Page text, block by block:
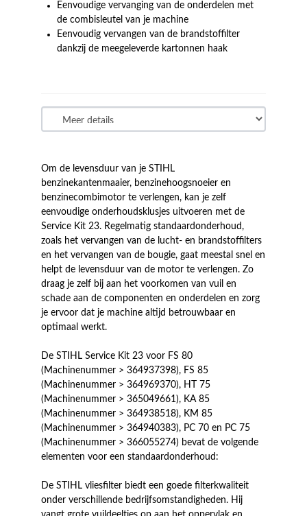
Eenvoudige vervanging van de onderdelen met
de combisleutel van je machine
Eenvoudig vervangen van de brandstoffilter
dankzij de meegeleverde kartonnen haak
Om de levensduur van je STIHL
benzinekantenmaaier, benzinehoogsnoeier en
benzinecombimotor te verlengen, kan je zelf
eenvoudige onderhoudsklusjes uitvoeren met de
Service Kit 23. Regelmatig standaardonderhoud,
zoals het vervangen van de lucht- en brandstoffilters
en het vervangen van de bougie, gaat meestal snel en
helpt de levensduur van de motor te verlengen. Zo
draag je zelf bij aan het voorkomen van vuil en
schade aan de componenten en onderdelen en zorg
je ervoor dat je machine altijd betrouwbaar en
optimaal werkt.
De STIHL Service Kit 23 voor FS 80
(Machinenummer > 364937398), FS 85
(Machinenummer > 364969370), HT 75
(Machinenummer > 365049661), KA 85
(Machinenummer > 364938518), KM 85
(Machinenummer > 364940383), PC 70 en PC 75
(Machinenummer > 366055274) bevat de volgende
elementen voor een standaardonderhoud:
De STIHL vliesfilter biedt een goede filterkwaliteit
onder verschillende bedrijfsomstandigheden. Hij